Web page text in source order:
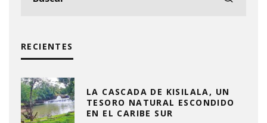
RECIENTES
LA CASCADA DE KISILALA, UN
TESORO NATURAL ESCONDIDO
EN EL CARIBE SUR